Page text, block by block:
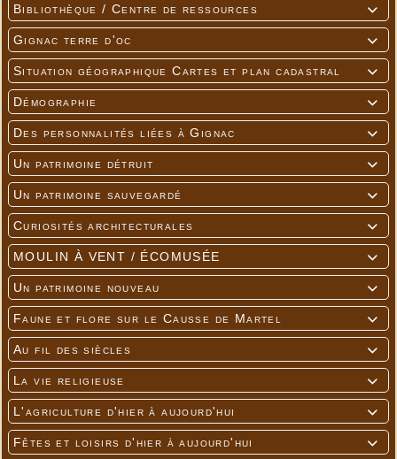

Bibliothèque / Centre de ressources

Gignac terre d'oc

Situation géographique Cartes et plan cadastral

Démographie

Des personnalités liées à Gignac

Un patrimoine détruit

Un patrimoine sauvegardé

Curiosités architecturales

MOULIN À VENT / ÉCOMUSÉE

Un patrimoine nouveau

Faune et flore sur le Causse de Martel

Au fil des siècles

La vie religieuse

L'agriculture d'hier à aujourd'hui

Fêtes et loisirs d'hier à aujourd'hui